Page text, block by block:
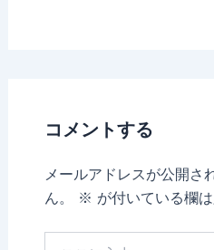
コメントする
メールアドレスが公開さ
ん。
※ が付いている欄